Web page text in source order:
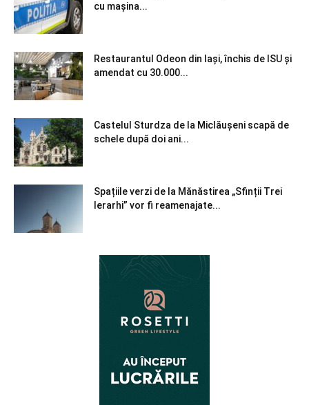
cu mașina...
Restaurantul Odeon din Iași, închis de ISU și
amendat cu 30.000...
Castelul Sturdza de la Miclăușeni scapă de
schele după doi ani...
Spațiile verzi de la Mănăstirea „Sfinții Trei
Ierarhi” vor fi reamenajate...